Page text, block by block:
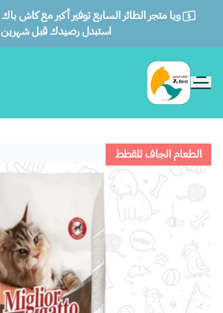
استبدل رصيدك قبل شهرين
الطائر السابع للحيوانات
الطعام الجاف للقطط